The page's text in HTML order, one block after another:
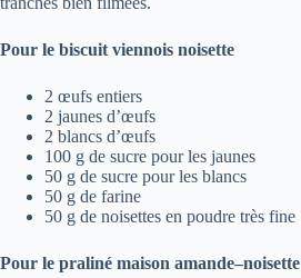
Pour le biscuit viennois noisette
2 œufs entiers
2 jaunes d’œufs
2 blancs d’œufs
100 g de sucre pour les jaunes
50 g de sucre pour les blancs
50 g de farine
50 g de noisettes en poudre très fine
Pour le praliné maison amande–noisette